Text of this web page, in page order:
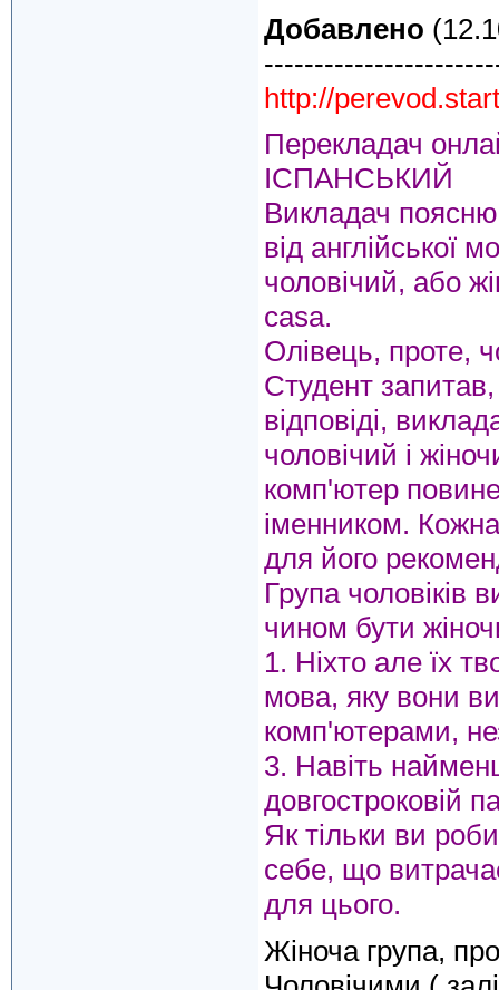
Добавлено
http://
Перекладач
ІСПАНСЬКИЙ
Викладач
від англійської
чоловічий, або
casa.
Олівець, проте,
Студент
відповіді,
чоловічий і
комп'ютер
іменником.
для його
Група
чином бути
1. Ніхто але їх
мова, яку вони
комп'ютерами,
3. Навіть
довгостроковій
Як тільки ви
себе, що
для цього.
Жіноча група,